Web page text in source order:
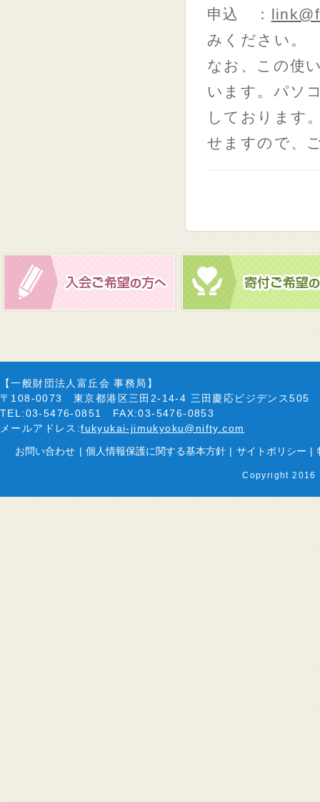
申込 ：
みください。
なお、この使
います。パソ
しております
せますので、
【一般財団法人富丘会 事務局】
〒108-0073 東京都港区三田2-14-4 三田慶応ビジデンス505
TEL:03-5476-0851 FAX:03-5476-0853
メールアドレス:fukyukai-jimukyoku@nifty.com
お問い合わせ | 個人情報保護に関する基本方針 | サイトポリシー |
Copyright 2016